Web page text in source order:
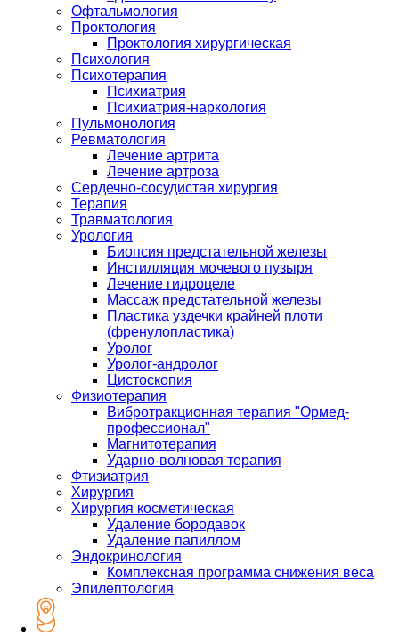
Офтальмология
Проктология
Проктология хирургическая
Психология
Психотерапия
Психиатрия
Психиатрия-наркология
Пульмонология
Ревматология
Лечение артрита
Лечение артроза
Сердечно-сосудистая хирургия
Терапия
Травматология
Урология
Биопсия предстательной железы
Инстилляция мочевого пузыря
Лечение гидроцеле
Массаж предстательной железы
Пластика уздечки крайней плоти
(френулопластика)
Уролог
Уролог-андролог
Цистоскопия
Физиотерапия
Вибротракционная терапия "Ормед-
профессионал"
Магнитотерапия
Ударно-волновая терапия
Фтизиатрия
Хирургия
Хирургия косметическая
Удаление бородавок
Удаление папиллом
Эндокринология
Комплексная программа снижения веса
Эпилептология